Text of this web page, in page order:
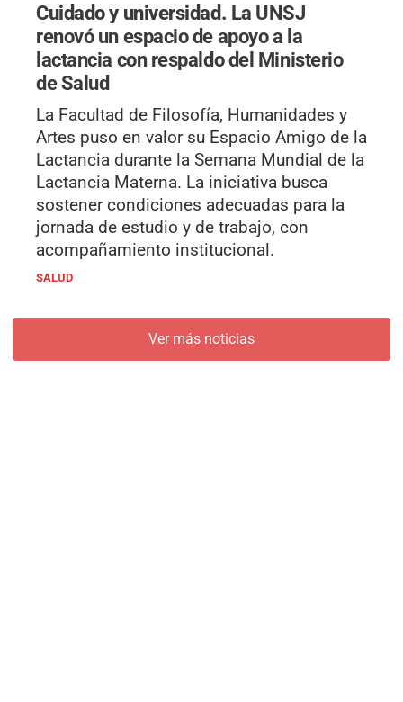
Cuidado y universidad. La UNSJ
renovó un espacio de apoyo a la
lactancia con respaldo del Ministerio
de Salud
La Facultad de Filosofía, Humanidades y
Artes puso en valor su Espacio Amigo de la
Lactancia durante la Semana Mundial de la
Lactancia Materna. La iniciativa busca
sostener condiciones adecuadas para la
jornada de estudio y de trabajo, con
acompañamiento institucional.
SALUD
Ver más noticias